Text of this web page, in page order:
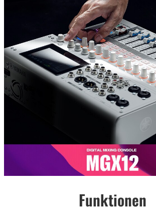
Funktionen